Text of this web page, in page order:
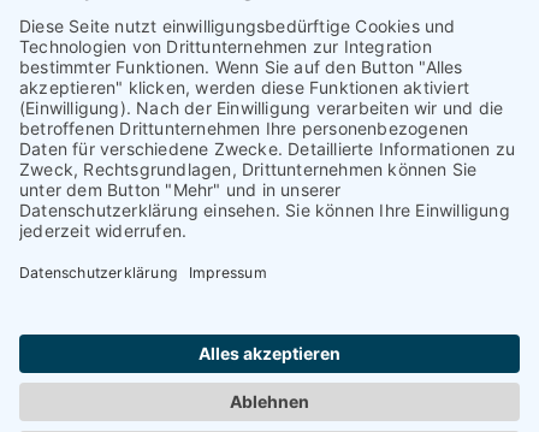
Haftungsauschluss: Alle auf diesen Seiten veröffentlichten
Informationen wurden nach bestem Wissen und
Gewissen erstellt. Alle Kundenmeinungen beruhen auf
echten Kundenaussagen. Niemand wurde in irgendeiner
Form für diese Videos oder schriftlichen Bewertungen
einen höheren Verkaufspreis oder ähnliches garantieren.
sind nur möglich, wenn der Markt, die
Vermarktungsstrategie und die Eigenschaften der
Immobilie passen. Jede Immobilie lässt sich verkaufen,